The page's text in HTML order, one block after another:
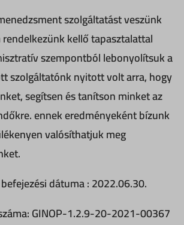
szolgáltatást veszünk
kellő tapasztalattal
szempontból lebonyolítsuk a
szolgáltatónk nyitott volt arra, hogy
segítsen és tanítson minket az
ennek eredményeként bízunk
valósíthatjuk meg
dátuma : 2022.06.30.
GINOP-1.2.9-20-2021-00367